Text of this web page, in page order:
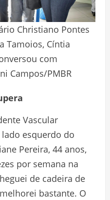
Christiano Pontes
Tamoios, Cíntia
com
Campos/PMBR
Vascular
esquerdo do
Pereira, 44 anos,
por semana na
de cadeira de
bastante. O